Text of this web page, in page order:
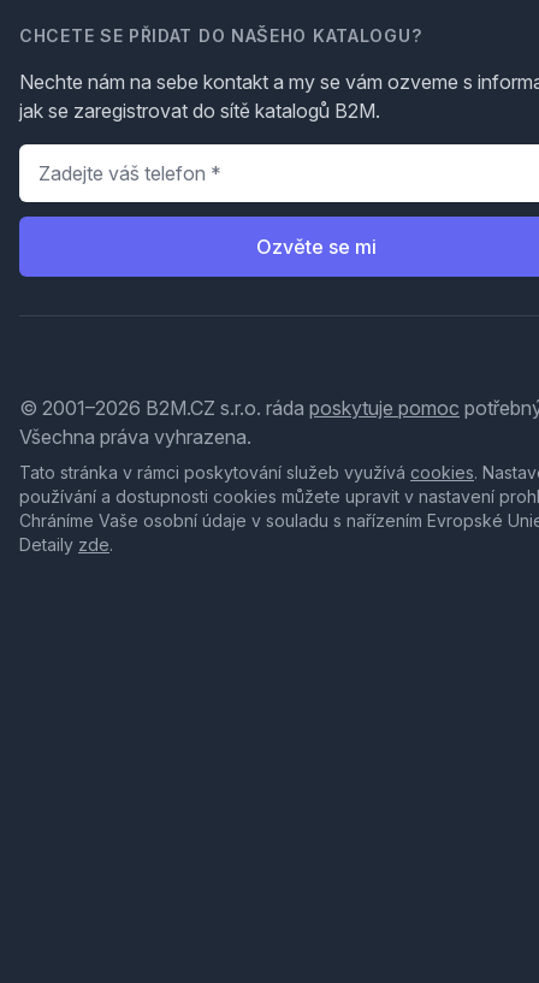
CHCETE SE PŘIDAT DO NAŠEHO KATALOGU?
Nechte nám na sebe kontakt a my se vám ozveme s
jak se zaregistrovat do sítě katalogů B2M.
Telefon
Ozvěte se mi
© 2001–2026 B2M.CZ s.r.o. ráda poskytuje pomoc
Všechna práva vyhrazena.
Tato stránka v rámci poskytování služeb využívá cookies.
používání a dostupnosti cookies můžete upravit v nastavení
Chráníme Vaše osobní údaje v souladu s nařízením Evropské
Detaily zde.